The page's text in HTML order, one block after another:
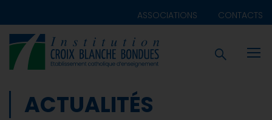
ASSOCIATIONS CONTACTS
ACTUALITÉS